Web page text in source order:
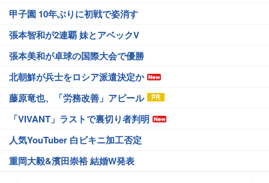
甲子園 10年ぶりに初戦で姿消す
張本智和が2連覇 妹とアベックV
張本美和が卓球の国際大会で優勝
北朝鮮が兵士をロシア派遣決定か
藤原竜也、「労務改善」アピール
「VIVANT」ラストで裏切り者判明
人気YouTuber 白ビキニ加工否定
重岡大毅&濱田崇裕 結婚W発表